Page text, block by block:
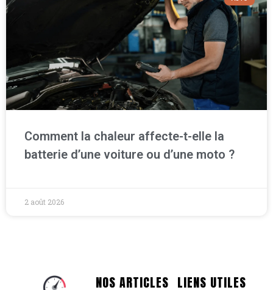
Comment la chaleur affecte-t-elle la
batterie d’une voiture ou d’une moto ?
2 août 2026
NOS ARTICLES LIENS UTILES